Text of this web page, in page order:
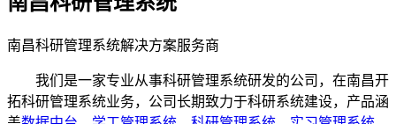
南昌科研管理系统解决方案服务商
我们是一家专业从事科研管理系统研发的公司，在南昌开
拓科研管理系统业务，公司长期致力于科研系统建设，产品涵